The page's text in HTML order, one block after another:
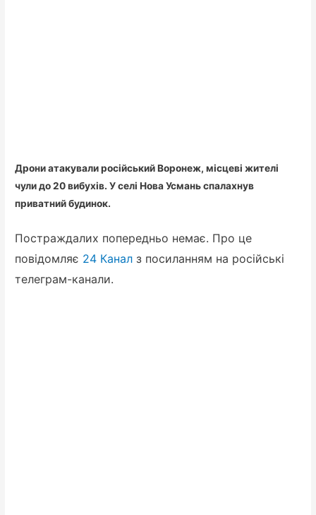
Дрони атакували російський Воронеж, місцеві жителі
чули до 20 вибухів. У селі Нова Усмань спалахнув
приватний будинок.
Постраждалих попередньо немає. Про це
повідомляє 24 Канал з посиланням на російські
телеграм-канали.